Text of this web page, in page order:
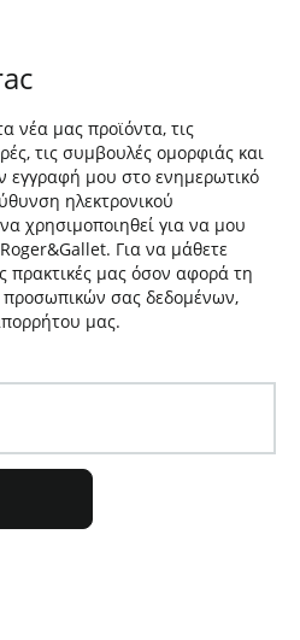
νέα μας προϊόντα, τις
τις συμβουλές ομορφιάς και
εγγραφή μου στο ενημερωτικό
ηλεκτρονικού
χρησιμοποιηθεί για να μου
Για να μάθετε
πρακτικές μας όσον αφορά τη
σας δεδομένων,
μας.